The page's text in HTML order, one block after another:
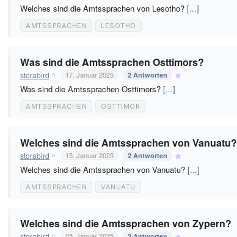
Welches sind die Amtssprachen von Lesotho? [...]
AMTSSPRACHEN LESOTHO
Was sind die Amtssprachen Osttimors?
storabird 17. Januar 2025 2 Antworten
Was sind die Amtssprachen Osttimors? [...]
AMTSSPRACHEN OSTTIMOR
Welches sind die Amtssprachen von Vanuatu?
storabird 15. Januar 2025 2 Antworten
Welches sind die Amtssprachen von Vanuatu? [...]
AMTSSPRACHEN VANUATU
Welches sind die Amtssprachen von Zypern?